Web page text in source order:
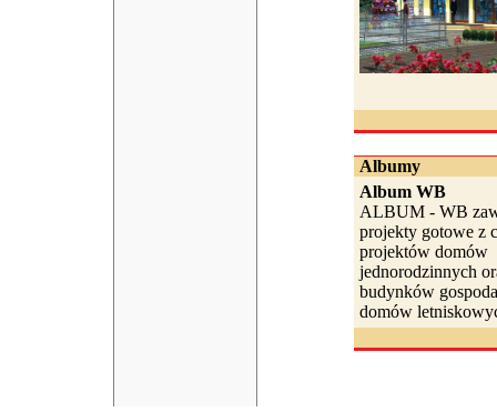
Albumy
Album WB
ALBUM - WB
projekty gotowe z
projektów domów
jednorodzinnych
budynków
domów